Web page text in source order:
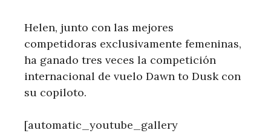
Helen, junto con las mejores
competidoras exclusivamente femeninas,
ha ganado tres veces la competición
internacional de vuelo Dawn to Dusk con
su copiloto.
[automatic_youtube_gallery